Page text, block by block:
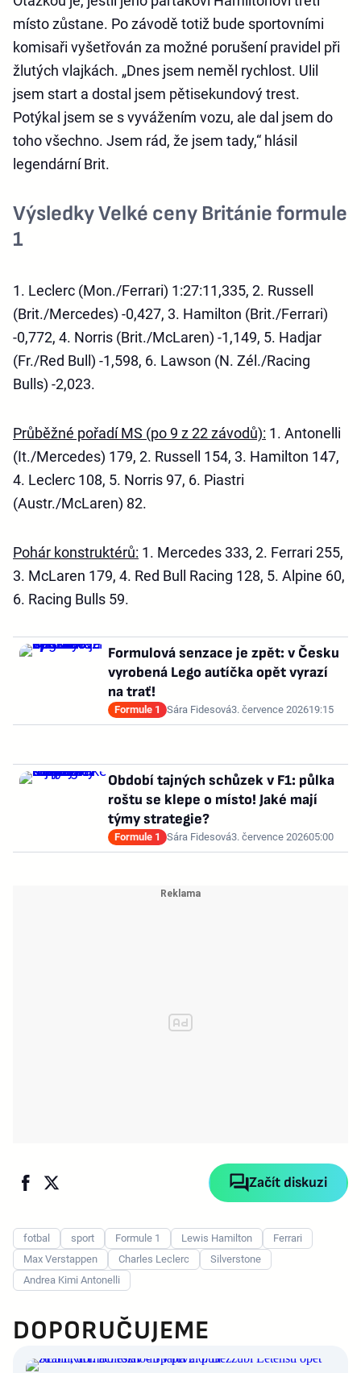
místo zůstane. Po závodě totiž bude sportovními
komisaři vyšetřován za možné porušení pravidel při
žlutých vlajkách. „Dnes jsem neměl rychlost. Ulil
jsem start a dostal jsem pětisekundový trest.
Potýkal jsem se s vyvážením vozu, ale dal jsem do
toho všechno. Jsem rád, že jsem tady,“ hlásil
legendární Brit.
Výsledky Velké ceny Británie formule
1
1. Leclerc (Mon./Ferrari) 1:27:11,335, 2. Russell
(Brit./Mercedes) -0,427, 3. Hamilton (Brit./Ferrari)
-0,772, 4. Norris (Brit./McLaren) -1,149, 5. Hadjar
(Fr./Red Bull) -1,598, 6. Lawson (N. Zél./Racing
Bulls) -2,023.
Průběžné pořadí MS (po 9 z 22 závodů): 1. Antonelli
(It./Mercedes) 179, 2. Russell 154, 3. Hamilton 147,
4. Leclerc 108, 5. Norris 97, 6. Piastri
(Austr./McLaren) 82.
Pohár konstruktérů: 1. Mercedes 333, 2. Ferrari 255,
3. McLaren 179, 4. Red Bull Racing 128, 5. Alpine 60,
6. Racing Bulls 59.
Formulová senzace je zpět: v Česku
vyrobená Lego autíčka opět vyrazí
na trať!
Formule 1 Sára Fidesová3. července 202619:15
Období tajných schůzek v F1: půlka
roštu se klepe o místo! Jaké mají
týmy strategie?
Formule 1 Sára Fidesová3. července 202605:00
Začít diskuzi
fotbal sport Formule 1 Lewis Hamilton
Ferrari
Max Verstappen
Charles Leclerc
Silverstone
Andrea Kimi Antonelli
DOPORUČUJEME